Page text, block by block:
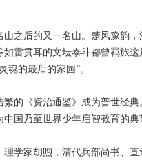
后的又一名山。楚风豫韵，
雷贯耳的文坛泰斗都曾羁旅这
魂的最后的家园”。
《资治通鉴》成为普世经典
国乃至世界少年启智教育的典
家胡煦，清代兵部尚书、直